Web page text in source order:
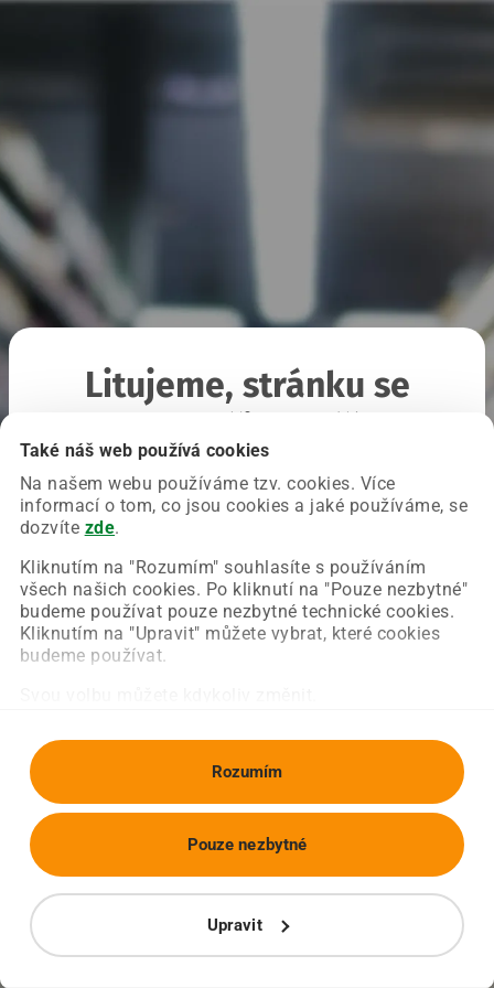
Také náš web používá cookies
Na našem webu používáme tzv. cookies. Více
informací o tom, co jsou cookies a jaké používáme, se
dozvíte zde.
Kliknutím na "Rozumím" souhlasíte s používáním
všech našich cookies. Po kliknutí na "Pouze nezbytné"
budeme používat pouze nezbytné technické cookies.
Kliknutím na "Upravit" můžete vybrat, které cookies
budeme používat.
Rozumím
Upravit
Pouze nezbytné
Litujeme, stránku se
Chyba nastala na naší straně a už ji opravujeme.
Zkuste prosím znovu načíst požadovanou stránku.
Obnovit stránku Úvodní strana